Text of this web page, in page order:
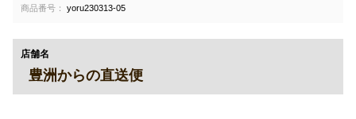
商品番号： yoru230313-05
店舗名
豊洲からの直送便